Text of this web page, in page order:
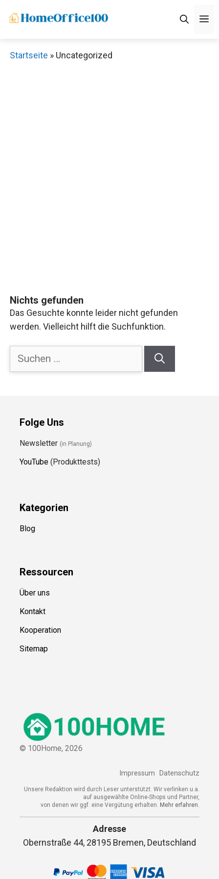
Inhalt
Startseite » Uncategorized
Nichts gefunden
Das Gesuchte konnte leider nicht gefunden
werden. Vielleicht hilft die Suchfunktion.
Folge Uns
Newsletter (in Planung)
YouTube (Produkttests)
Kategorien
Blog
Ressourcen
Über uns
Kontakt
Kooperation
Sitemap
© 100Home, 2026
Impressum Datenschutz
Unsere Redaktion wird durch Leser unterstützt. Wir verlinken u.a.
auf ausgewählte Online-Shops und Partner,
von denen wir ggf. eine Vergütung erhalten. Mehr erfahren.
Adresse
Obernstraße 44, 28195 Bremen, Deutschland